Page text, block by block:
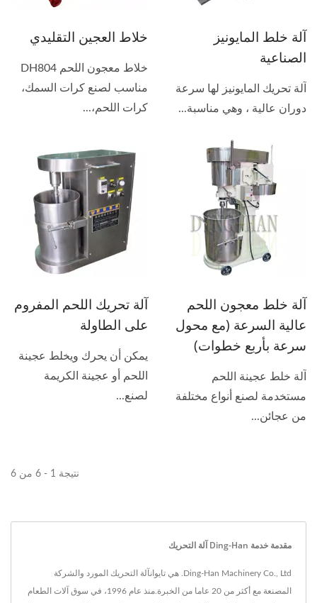
آلة خلط المايونيز
الصناعية
آلة تحريك المايونيز لها سرعة
دوران عالية ، وهي مناسبة...
خلاط العجين التقليدي
خلاط معجون اللحم DH804
مناسب لصنع كرات السمك،
كرات اللحم،...
آلة خلط معجون اللحم
عالية السرعة (مع محول
سرعة بأربع خطوات)
آلة خلط عجينة اللحم
مستخدمة لصنع أنواع مختلفة
من عجائن...
آلة تحريك اللحم المفروم
على الطاولة
يمكن أن يحرك ويخلط عجينة
اللحم أو عجينة الكريمة
لصنع...
نتيجة 1 - 6 من 6
مقدمة خدمة Ding-Han آلة التحريك
Ding-Han Machinery Co., Ltd. هي تايوانآلة التحريك المورد والشركة
المصنعة مع أكثر من 20 عاما من الخبرة.منذ عام 1996، في سوق آلات الطعام